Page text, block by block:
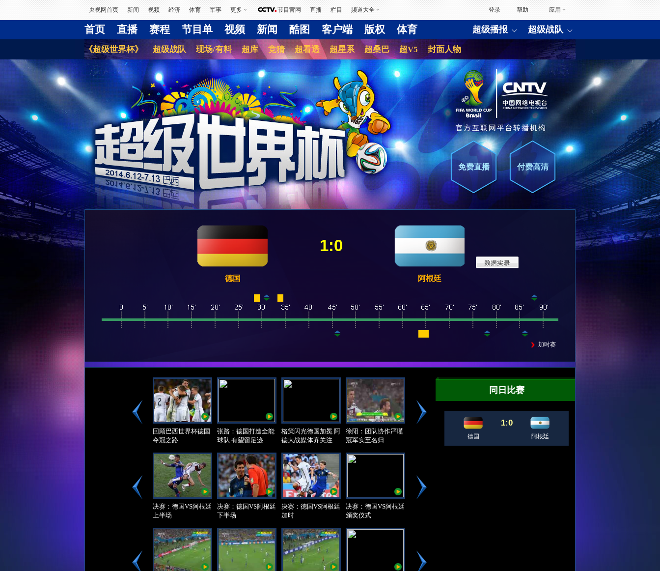
央视网首页 新闻 视频 经济 体育 军事 更多 节目官网 直播 栏目 频道大全 帮助 应用
登录
首页 直播 赛程 节目单 视频 新闻 酷图 客户端 版权 体育 超级播报 超级战队
《超级世界杯》 超级战队 现场/有料 超库 竞猜 超看透 超星系 超桑巴 超V5 封面人物
免费直播 付费高清
1:0
德国 阿根廷
加时赛
回顾巴西世界杯德国
夺冠之路
张路：德国打造全能
球队 有望留足迹
格策闪光德国加冕 阿
德大战媒体齐关注
徐阳：团队协作严谨
冠军实至名归
替补奇兵格策制胜 超
级马里奥助德夺冠
德国十年磨一剑 阿根
廷向未来积蓄力量
决赛：德国VS阿根廷
上半场
决赛：德国VS阿根廷
下半场
决赛：德国VS阿根廷
加时
决赛：德国VS阿根廷
颁奖仪式
同日比赛
德国 阿根廷
1:0